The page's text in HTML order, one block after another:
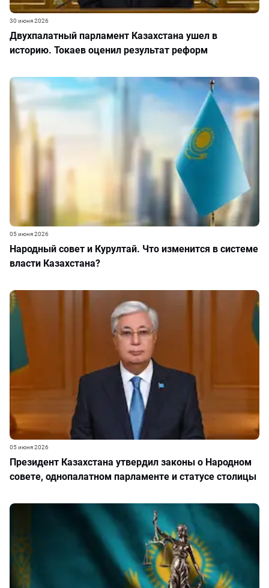
Двухпалатный парламент Казахстана ушел в
историю. Токаев оценил результат реформ
30 июня 2026
Народный совет и Курултай. Что изменится в системе
власти Казахстана?
05 июня 2026
Президент Казахстана утвердил законы о Народном
совете, однопалатном парламенте и статусе столицы
05 июня 2026